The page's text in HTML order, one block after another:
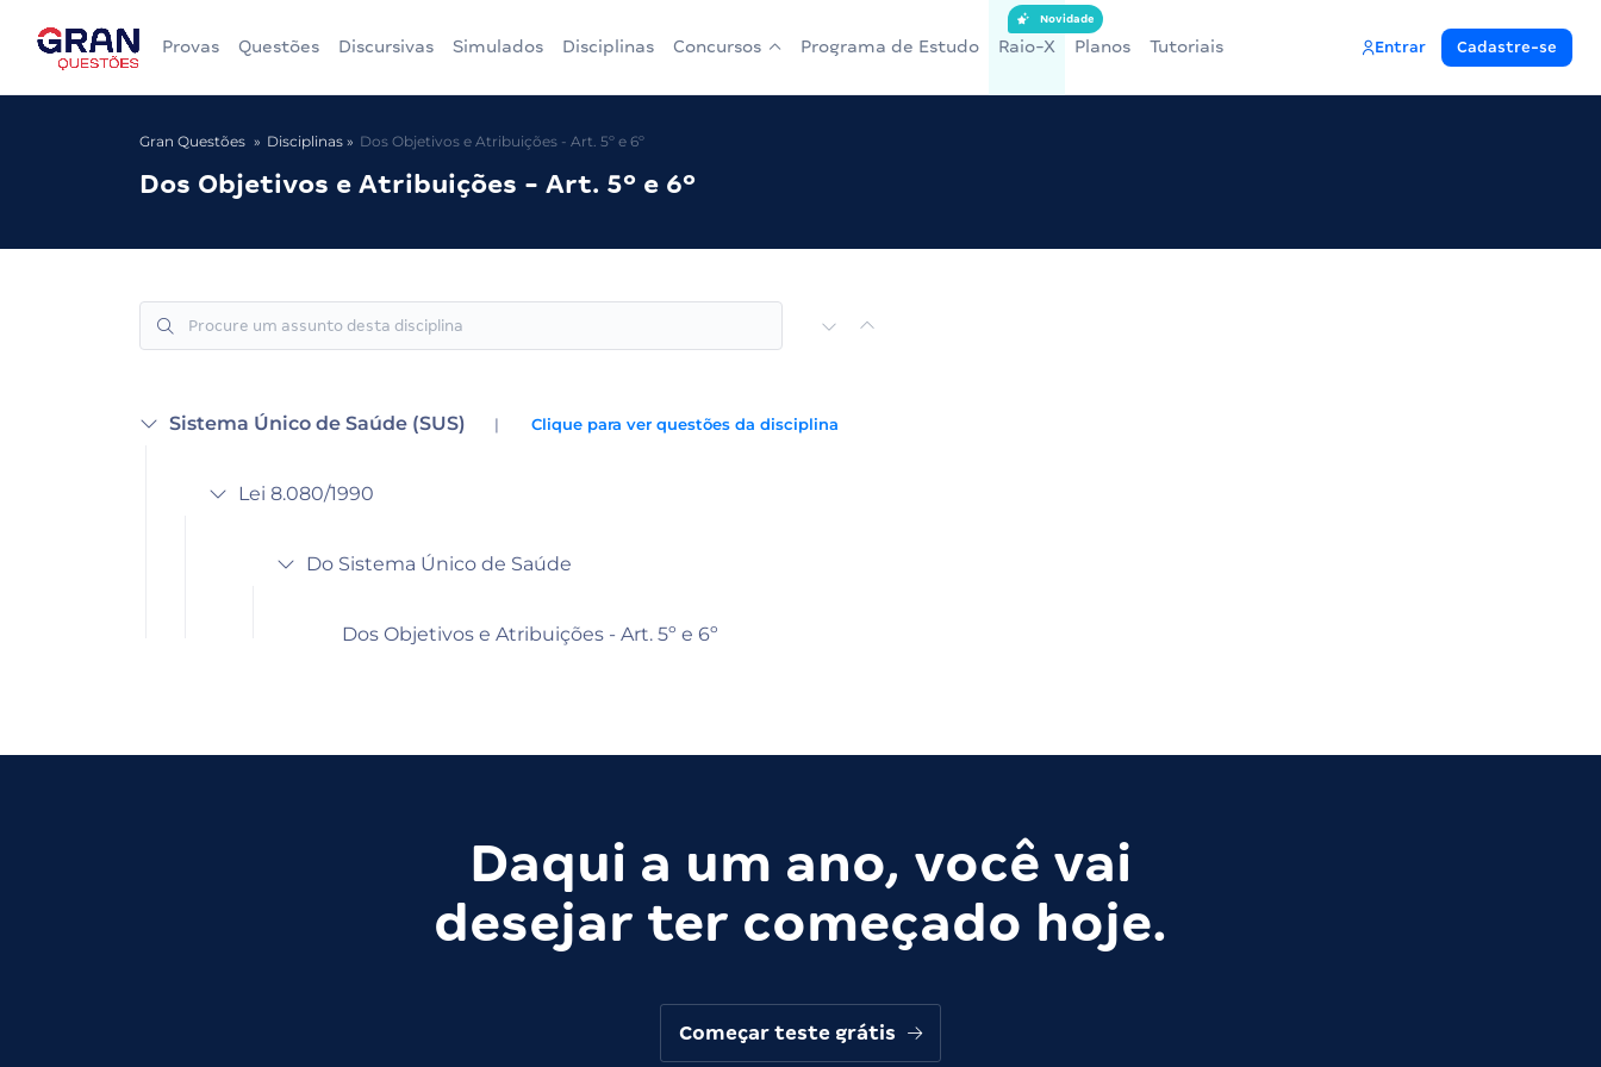
Provas Questões Discursivas Simulados Disciplinas Concursos Programa de Estudo Raio-X
Novidade
Planos Tutoriais Entrar Cadastre-se
Gran Questões Disciplinas Dos Objetivos e Atribuições - Art. 5º e 6º
Dos Objetivos e Atribuições - Art. 5º e 6º
Sistema Único de Saúde (SUS) | Clique para ver questões da disciplina
Lei 8.080/1990
Do Sistema Único de Saúde
Dos Objetivos e Atribuições - Art. 5º e 6º
Daqui a um ano, você vai
desejar ter começado hoje.
Começar teste grátis